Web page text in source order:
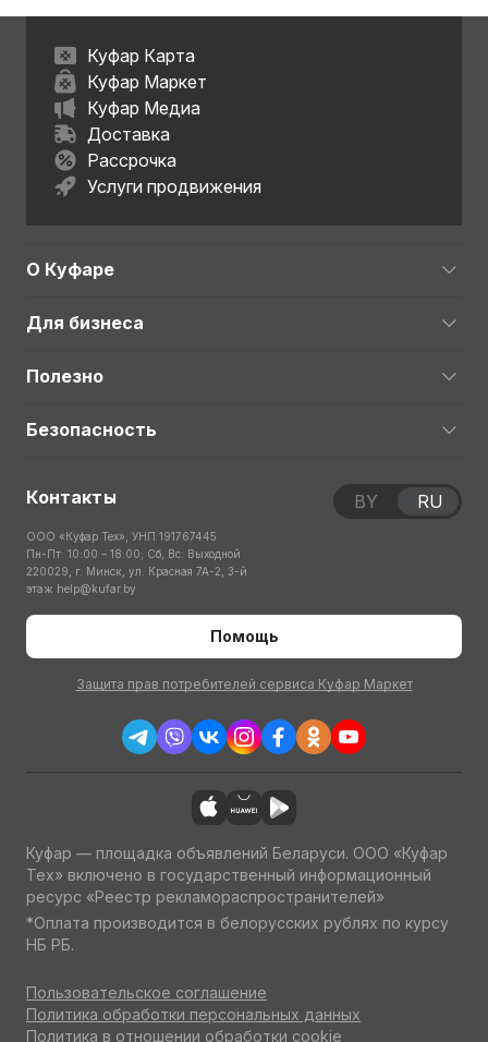
Куфар Карта
Куфар Маркет
Куфар Медиа
Доставка
Рассрочка
Услуги продвижения
О Куфаре
Для бизнеса
Полезно
Безопасность
Контакты
ООО «Куфар Тех», УНП 191767445
Пн-Пт: 10:00 – 18:00; Сб, Вс: Выходной
220029, г. Минск, ул. Красная 7А-2, 3-й
этаж help@kufar.by
Помощь
Защита прав потребителей сервиса Куфар Маркет
BY RU
Куфар — площадка объявлений Беларуси. ООО «Куфар
Тех» включено в государственный информационный
ресурс «Реестр рекламораспространителей»
*Оплата производится в белорусских рублях по курсу
НБ РБ.
Пользовательское соглашение
Политика обработки персональных данных
Политика в отношении обработки cookie